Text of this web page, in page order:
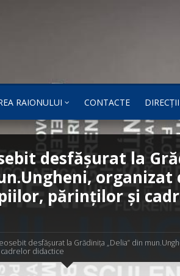
RAIONULUI CONTACTE
desfășurat la
organizat
părinților și
desfășurat la Grădinița „Delia” din
didactice